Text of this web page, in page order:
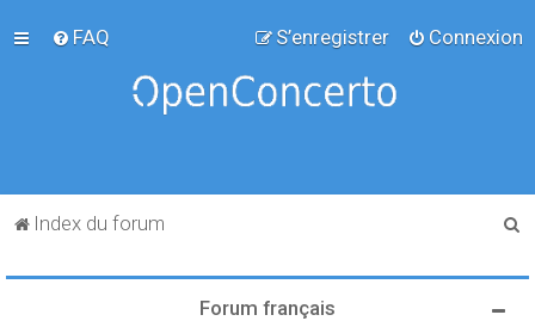
FAQ Connexion
S’enregistrer
Index du forum
Forum français